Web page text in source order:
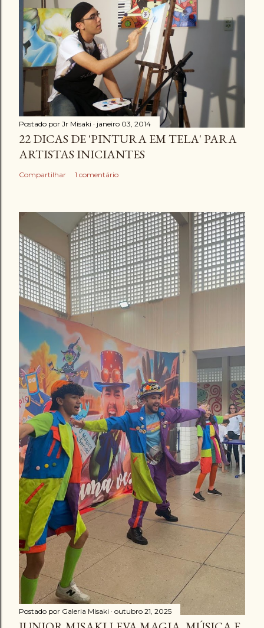
Postado por Jr Misaki janeiro 03, 2014
22 DICAS DE 'PINTURA EM TELA' PARA
ARTISTAS INICIANTES
Compartilhar 1 comentário
Postado por Galeria Misaki outubro 21, 2025